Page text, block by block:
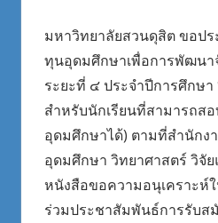
มหาวิทยาลัยสวนดุสิต ขอป
ทุนอุดมศึกษาเพื่อการพัฒน
ระยะที่ ๔ ประจำปีการศึกษ
สำหรับนักเรียนที่สามารถส
อุดมศึกษาได้) ตามที่สำนักง
อุดมศึกษา วิทยาศาสตร์ วิจั
หนังสือขอความอนุเคราะห์
ร่วมประชาสัมพันธ์การรับส